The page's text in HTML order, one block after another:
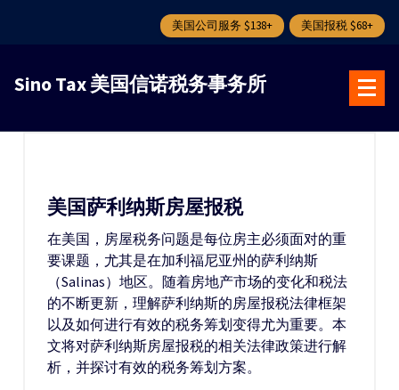
美国公司服务 $138+ 美国报税 $68+
Sino Tax 美国信诺税务事务所
美国萨利纳斯房屋报税
在美国，房屋税务问题是每位房主必须面对的重
要课题，尤其是在加利福尼亚州的萨利纳斯
（Salinas）地区。随着房地产市场的变化和税法
的不断更新，理解萨利纳斯的房屋报税法律框架
以及如何进行有效的税务筹划变得尤为重要。本
文将对萨利纳斯房屋报税的相关法律政策进行解
析，并探讨有效的税务筹划方案。